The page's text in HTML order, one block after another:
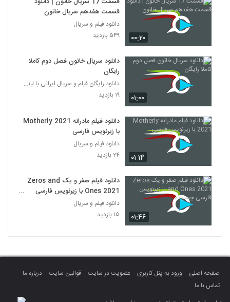
۰۰:۲۰
قسمت هفدهم سریال خاتون
دانلود فیلم و سریال
۵۴۹ بازدید
۰۱:۰۰
دانلود سریال خاتون فصل دوم کاملا
رایگان
دانلود رایگان فیلم و سریال ایرانی با لینک مستقیم
۱۹ بازدید
۰۱:۱۴
دانلود فیلم مادرانه Motherly 2021
با زیرنویس فارسی
دانلود فیلم و سریال
۲۴ بازدید
۰۱:۴۶
دانلود فیلم صفر و یک Zeros and
Ones 2021 با زیرنویس فارسی
چسبیده
دانلود فیلم و سریال
۱۵ بازدید
صفحه اصلی ورود به پنل کاربری عضویت در سایت قوانین سایت
درباره ما
تماس با ما